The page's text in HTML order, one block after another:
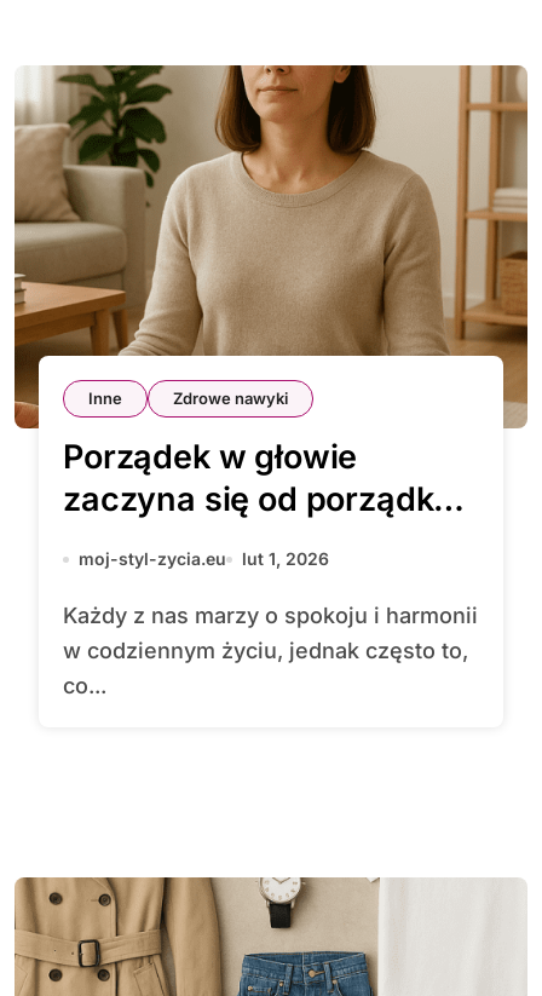
Inne Zdrowe nawyki
Porządek w głowie
zaczyna się od porządku
w domu
moj-styl-zycia.eu lut 1, 2026
Każdy z nas marzy o spokoju i harmonii
w codziennym życiu, jednak często to,
co...